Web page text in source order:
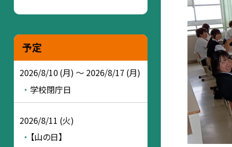
予定
2026/8/10 (月) ～ 2026/8/17 (月)
学校閉庁日
2026/8/11 (火)
【山の日】